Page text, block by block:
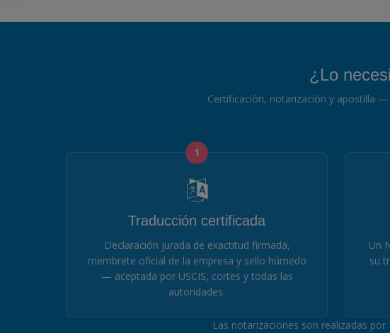
¿Lo
Certificación, notarización y apostilla
1
Traducción certificada
Declaración jurada de exactitud firmada,
membrete oficial de la empresa y sello húmedo
— aceptada por USCIS, cortes y todas las
autoridades.
Un
su
Las notarizaciones son realizadas